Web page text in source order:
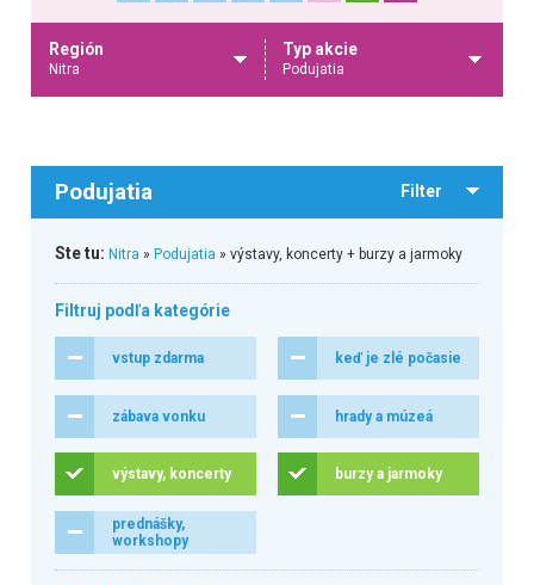
Región
Nitra
Typ akcie
Podujatia
Podujatia Filter
Ste tu: Nitra » Podujatia » výstavy, koncerty + burzy a jarmoky
Filtruj podľa kategórie
vstup zdarma keď je zlé počasie
zábava vonku hrady a múzeá
výstavy, koncerty burzy a jarmoky
prednášky,
workshopy